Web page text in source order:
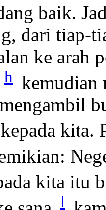
baik.
dari tiap-
ke arah
h
kita.
kita itu
l